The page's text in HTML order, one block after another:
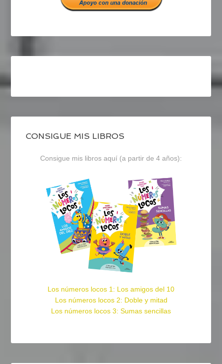
CONSIGUE MIS LIBROS
Consigue mis libros aquí (a partir de 4 años):
Los números locos 1: Los amigos del 10
Los números locos 2: Doble y mitad
Los números locos 3: Sumas sencillas